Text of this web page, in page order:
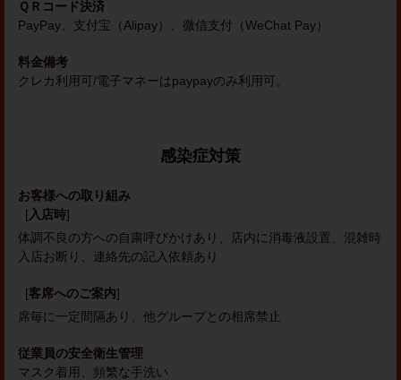
ＱＲコード決済
PayPay、支付宝（Alipay）、微信支付（WeChat Pay）
料金備考
クレカ利用可/電子マネーはpaypayのみ利用可。
感染症対策
お客様への取り組み
[入店時]
体調不良の方への自粛呼びかけあり
店内に消毒液設置
混雑時
入店お断り
連絡先の記入依頼あり
[客席へのご案内]
席毎に一定間隔あり
他グループとの相席禁止
従業員の安全衛生管理
マスク着用
頻繁な手洗い